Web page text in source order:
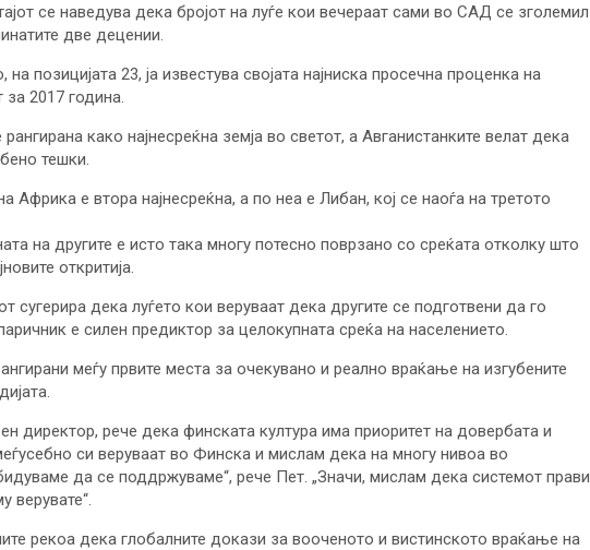
се наведува дека бројот на луѓе кои вечераат сами во САД се зголемил
две децении.
позицијата 23, ја известува својата најниска просечна проценка на
2017 година.
како најнесреќна земја во светот, а Авганистанките велат дека
тешки.
Африка е втора најнесреќна, а по неа е Либан, кој се наоѓа на третото
на другите е исто така многу потесно поврзано со среќата отколку што
откритија.
сугерира дека луѓето кои веруваат дека другите се подготвени да го
е силен предиктор за целокупната среќа на населението.
меѓу првите места за очекувано и реално враќање на изгубените
директор, рече дека финската култура има приоритет на довербата и
си веруваат во Финска и мислам дека на многу нивоа во
да се поддржуваме“, рече Пет. „Значи, мислам дека системот прави
верувате“.
рекоа дека глобалните докази за вооченото и вистинското враќање на